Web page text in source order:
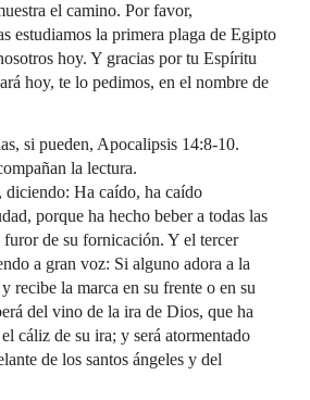
el camino. Por favor,
estudiamos la primera plaga de Egipto
hoy. Y gracias por tu Espíritu
hoy, te lo pedimos, en el nombre de
si pueden, Apocalipsis 14:8-10.
la lectura.
diciendo: Ha caído, ha caído
porque ha hecho beber a todas las
de su fornicación. Y el tercer
a gran voz: Si alguno adora a la
recibe la marca en su frente o en su
del vino de la ira de Dios, que ha
cáliz de su ira; y será atormentado
de los santos ángeles y del